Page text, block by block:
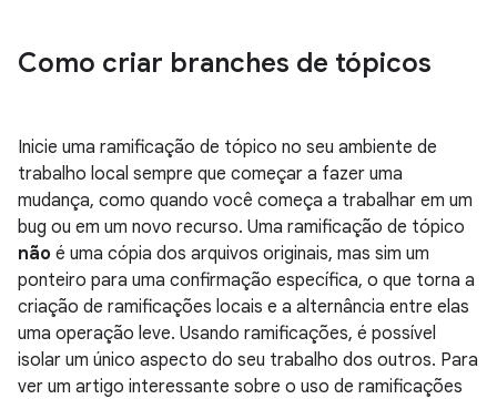
Como criar branches de tópicos
Inicie uma ramificação de tópico no seu ambiente de
trabalho local sempre que começar a fazer uma
mudança, como quando você começa a trabalhar em um
bug ou em um novo recurso. Uma ramificação de tópico
não é uma cópia dos arquivos originais, mas sim um
ponteiro para uma confirmação específica, o que torna a
criação de ramificações locais e a alternância entre elas
uma operação leve. Usando ramificações, é possível
isolar um único aspecto do seu trabalho dos outros. Para
ver um artigo interessante sobre o uso de ramificações